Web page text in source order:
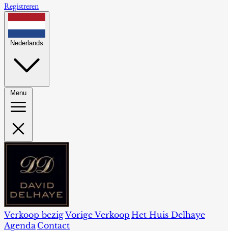
Registreren
Nederlands
Menu
Verkoop bezigVorige Verkoop Het Huis Delhaye
Agenda Contact